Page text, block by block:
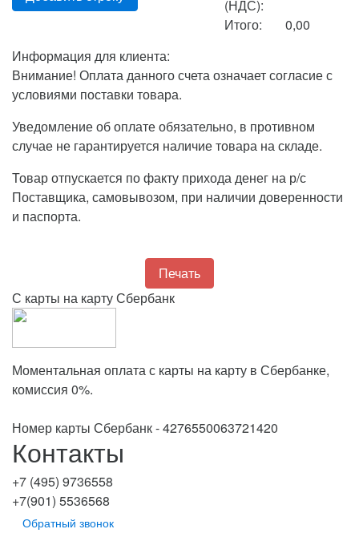
(НДС):
Итого:
0,00
Информация для клиента:
Внимание! Оплата данного счета означает согласие с
условиями поставки товара.
Уведомление об оплате обязательно, в противном
случае не гарантируется наличие товара на складе.
Товар отпускается по факту прихода денег на р/с
Поставщика, самовывозом, при наличии доверенности
и паспорта.
Печать
С карты на карту Сбербанк
Моментальная оплата с карты на карту в Сбербанке,
комиссия 0%.
Номер карты Сбербанк - 4276550063721420
Контакты
+7 (495) 9736558
+7(901) 5536568
Обратный звонок